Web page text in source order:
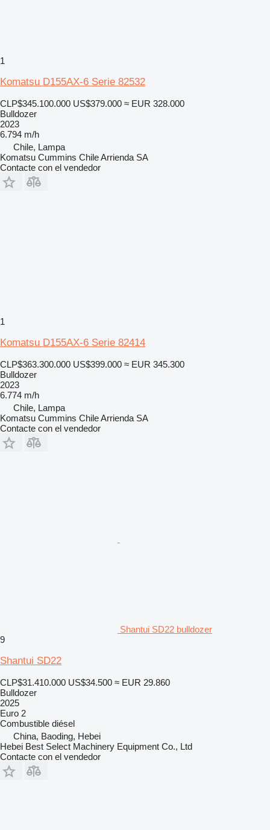
1
Komatsu D155AX-6 Serie 82532
CLP$345.100.000 US$379.000 ≈ EUR 328.000
Bulldozer
2023
6.794 m/h
Chile, Lampa
Komatsu Cummins Chile Arrienda SA
Contacte con el vendedor
1
Komatsu D155AX-6 Serie 82414
CLP$363.300.000 US$399.000 ≈ EUR 345.300
Bulldozer
2023
6.774 m/h
Chile, Lampa
Komatsu Cummins Chile Arrienda SA
Contacte con el vendedor
Shantui SD22 bulldozer
9
Shantui SD22
CLP$31.410.000 US$34.500 ≈ EUR 29.860
Bulldozer
2025
Euro 2
Combustible diésel
China, Baoding, Hebei
Hebei Best Select Machinery Equipment Co., Ltd
Contacte con el vendedor